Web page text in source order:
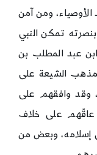
ومن آمن
تمكن النبي
عبد المطلب بن
مذهب الشيعة على
وقد وافقهم على
عاقّهم على خلاف
إسلامه، وبعض من